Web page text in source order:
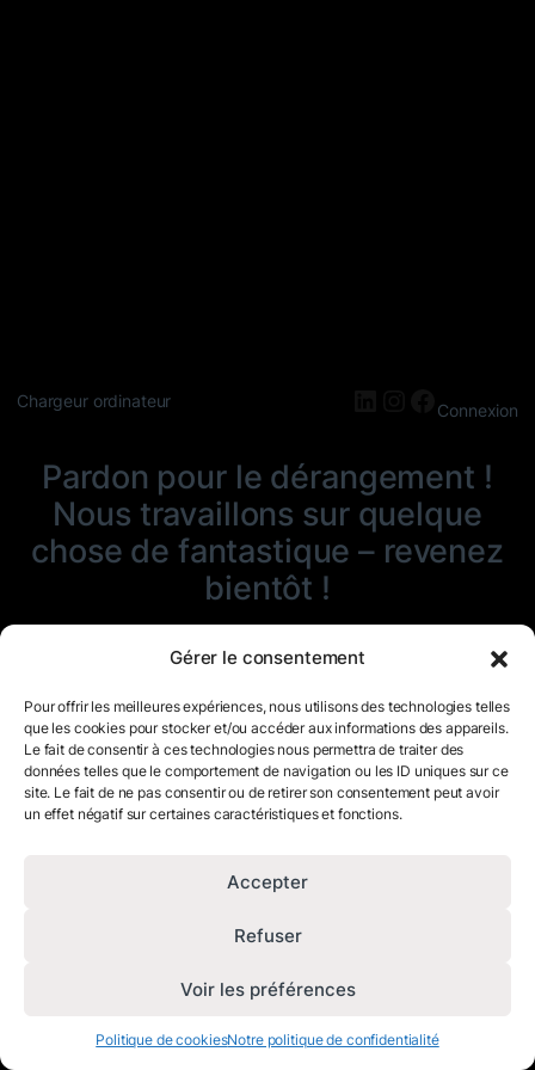
Gérer le consentement
Pour offrir les meilleures expériences, nous utilisons des technologies telles
que les cookies pour stocker et/ou accéder aux informations des appareils.
Le fait de consentir à ces technologies nous permettra de traiter des
données telles que le comportement de navigation ou les ID uniques sur ce
site. Le fait de ne pas consentir ou de retirer son consentement peut avoir
un effet négatif sur certaines caractéristiques et fonctions.
Accepter
Refuser
Voir les préférences
Politique de cookiesNotre politique de confidentialité
Chargeur ordinateur LinkedIn
Instagram
Connexion
Pardon pour le dérangement !
Nous travaillons sur quelque
chose de fantastique – revenez
bientôt !